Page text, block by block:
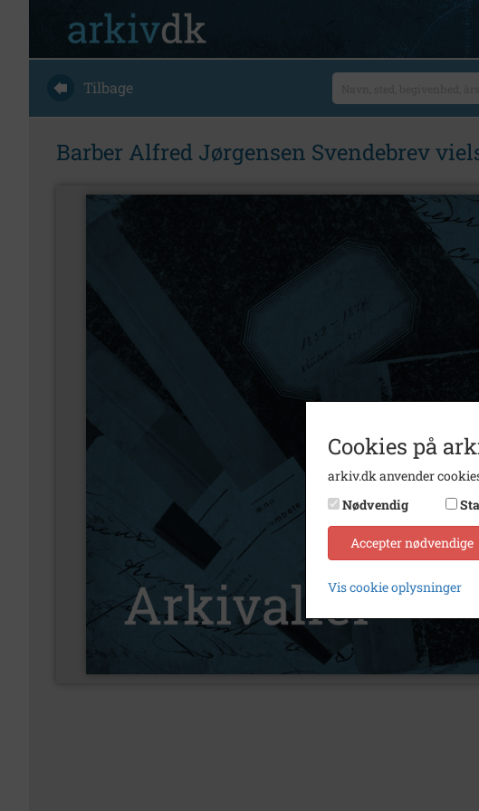
Tilbage
Barber Alfred Jørgensen Svendebrev
Cookies på
arkiv.dk anvender
Nødvendig
Accepter nødvendige
Vis cookie oplysninger